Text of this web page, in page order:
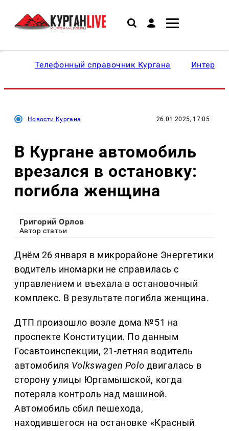
Телефонный справочник Кургана
Новости Кургана 26.01.2025, 17:05
В Кургане автомобиль
врезался в остановку:
погибла женщина
Григорий Орлов
Автор статьи
Днём 26 января в микрорайоне Энергетики
водитель иномарки не справилась с
управлением и въехала в остановочный
комплекс. В результате погибла женщина.
ДТП произошло возле дома №51 на
проспекте Конституции. По данным
Госавтоинспекции, 21-летняя водитель
автомобиля Volkswagen Polo двигалась в
сторону улицы Юргамышской, когда
потеряла контроль над машиной.
Автомобиль сбил пешехода,
находившегося на остановке «Красный